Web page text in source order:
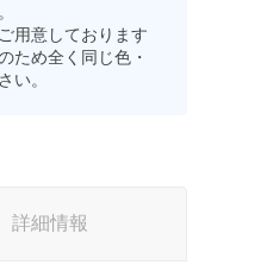
用意しております
ため全く同じ色・
い。
詳細情報